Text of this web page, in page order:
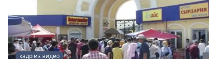
кадр из видео